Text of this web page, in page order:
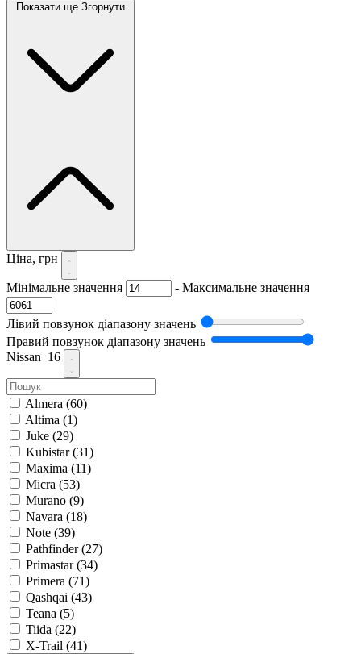
Показати ще Згорнути
Ціна, грн
Мінімальне значення - Максимальне значення
Лівий повзунок діапазону значень
Правий повзунок діапазону значень
Nissan 16
Almera (60)
Altima (1)
Juke (29)
Kubistar(31)
Maxima (11)
Micra (53)
Murano (9)
Navara (18)
Note (39)
Pathfinder(27)
Primastar(34)
Primera (71)
Qashqai (43)
Teana (5)
Tiida (22)
X-Trail (41)